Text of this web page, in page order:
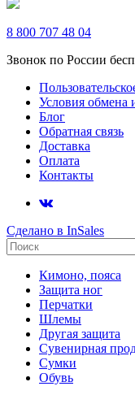
8 800 707 48 04
Звонок по России
Условия обмена
Блог
Обратная связь
Доставка
Оплата
Контакты
Сделано в InSales
Кимоно, пояса
Защита ног
Перчатки
Шлемы
Другая защита
Сувенирная
Сумки
Обувь